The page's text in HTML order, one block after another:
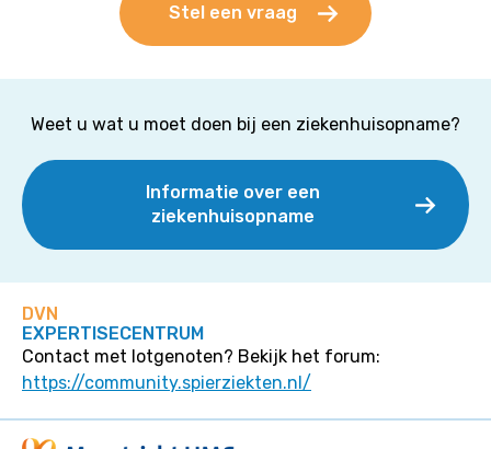
Stel een vraag
Weet u wat u moet doen bij een ziekenhuisopname?
Informatie over een
ziekenhuisopname
DVN
EXPERTISECENTRUM
Contact met lotgenoten? Bekijk het forum:
https://community.spierziekten.nl/